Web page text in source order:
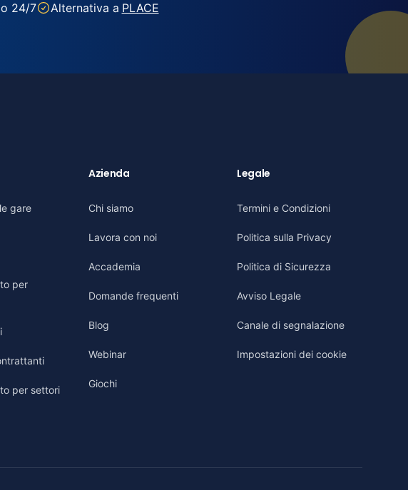
24/7 Alternativa a PLACE
gare
per
per settori
Azienda
Chi siamo
Lavora con noi
Accademia
Domande frequenti
Blog
Webinar
Giochi
Legale
Termini e Condizioni
Politica sulla Privacy
Politica di Sicurezza
Avviso Legale
Canale di segnalazione
Impostazioni dei cookie